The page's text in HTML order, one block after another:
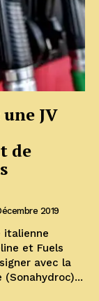
JV
de
2019
italienne
et Fuels
avec la